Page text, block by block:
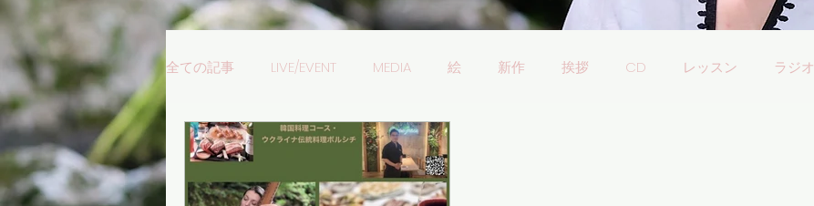
全ての記事 LIVE/EVENT MEDIA 絵 新作 挨拶 CD レッスン ラジオ
成田音楽学校 ウクライナ料理・ウクライナワイン会